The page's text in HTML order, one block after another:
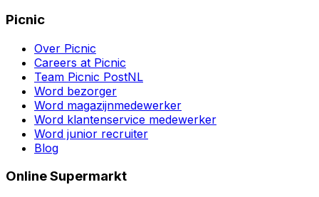
Picnic
Over Picnic
Careers at Picnic
Team Picnic PostNL
Word bezorger
Word magazijnmedewerker
Word klantenservice medewerker
Word junior recruiter
Blog
Online Supermarkt